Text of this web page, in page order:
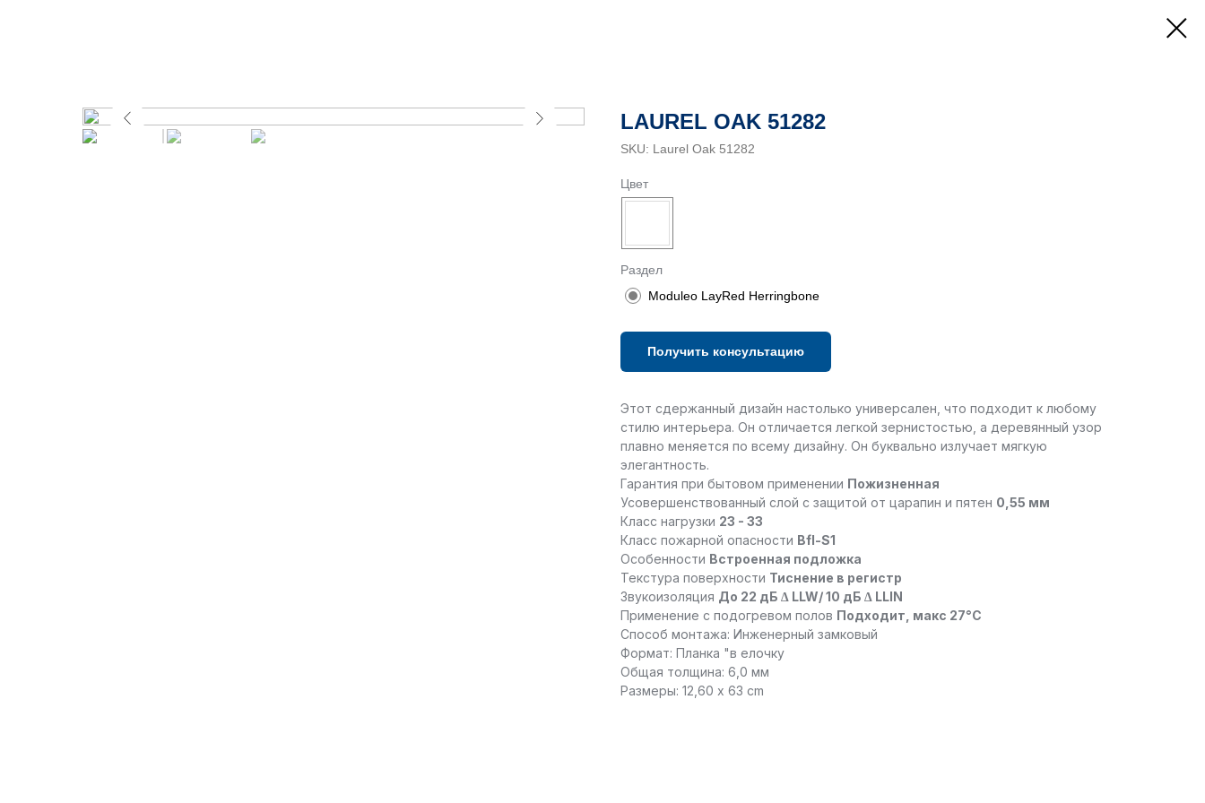
LAUREL OAK 51282
SKU: Laurel Oak 51282
Цвет
Раздел
Moduleo LayRed Herringbone
Получить консультацию
Этот сдержанный дизайн настолько универсален, что подходит к любому
стилю интерьера. Он отличается легкой зернистостью, а деревянный узор
плавно меняется по всему дизайну. Он буквально излучает мягкую
элегантность.
Гарантия при бытовом применении Пожизненная
Усовершенствованный слой с защитой от царапин и пятен 0,55 мм
Класс нагрузки 23 - 33
Класс пожарной опасности Bfl-S1
Особенности Встроенная подложка
Текстура поверхности Тиснение в регистр
Звукоизоляция До 22 дБ ∆ LLW/ 10 дБ ∆ LLIN
Применение с подогревом полов Подходит, макс 27°C
Способ монтажа: Инженерный замковый
Формат: Планка "в елочку
Общая толщина: 6,0 мм
Размеры: 12,60 x 63 cm